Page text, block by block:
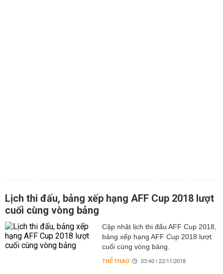
Lịch thi đấu, bảng xếp hạng AFF Cup 2018 lượt
cuối cùng vòng bảng
Cập nhật lịch thi đấu AFF Cup 2018,
bảng xếp hạng AFF Cup 2018 lượt
cuối cùng vòng bảng.
THỂ THAO 03:40 | 22/11/2018